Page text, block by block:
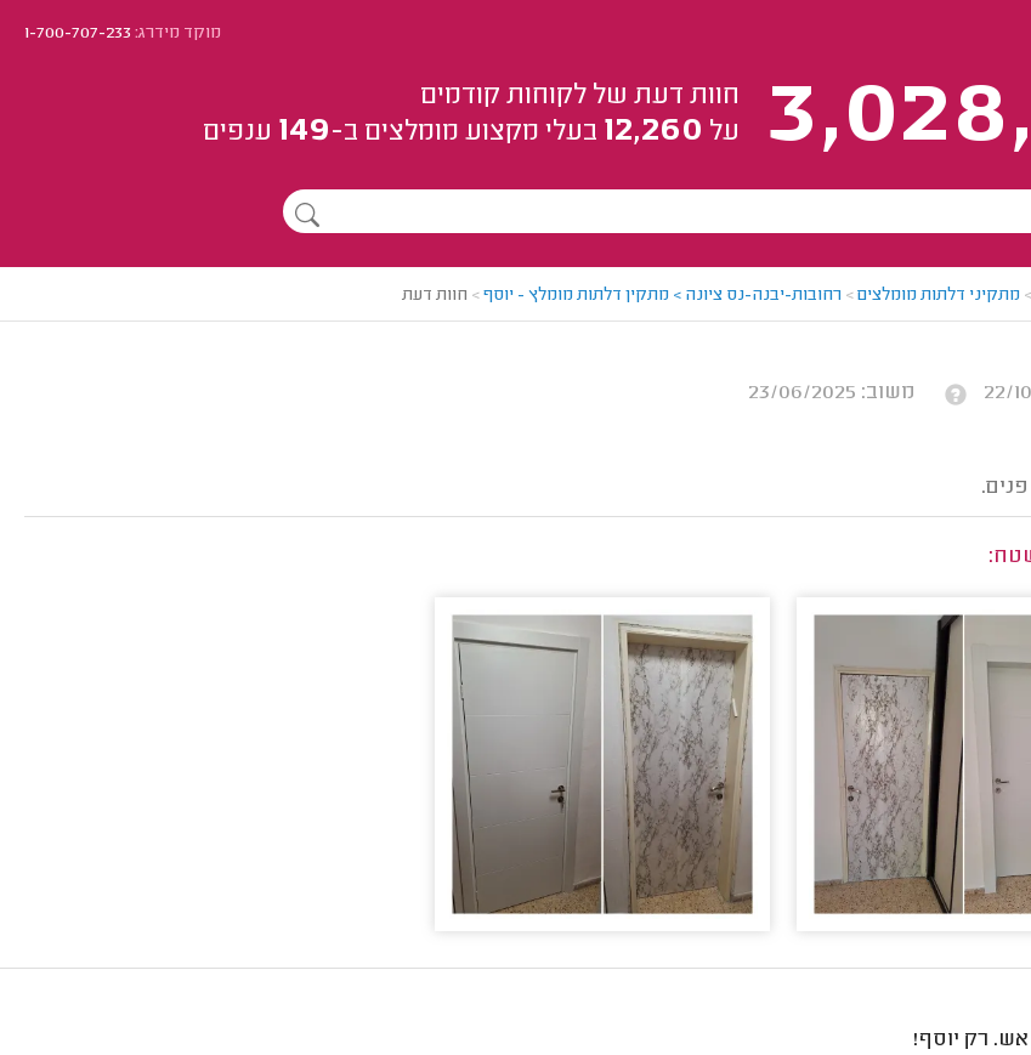
מוקד מידרג:1-700-707-233
חוות דעת של לקוחות קודמים
על 12,260 בעלי מקצוע מומלצים ב-149 ענפים
> מתקיני דלתות מומלצים> רחובות-יבנה-נס ציונה > מתקין דלתות מומלץ - יוסף> חוות דעת
משוב: 23/06/2025
רק יוסף!